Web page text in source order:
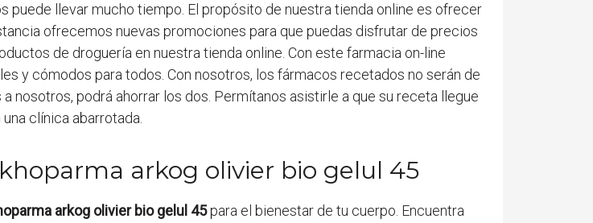
puede llevar mucho tiempo. El propósito de nuestra tienda online es ofrecer
ofrecemos nuevas promociones para que puedas disfrutar de precios
de droguería en nuestra tienda online. Con este farmacia on-line
y cómodos para todos. Con nosotros, los fármacos recetados no serán de
nosotros, podrá ahorrar los dos. Permítanos asistirle a que su receta llegue
clínica abarrotada.
arkog olivier bio gelul 45
arkog olivier bio gelul 45para el bienestar de tu cuerpo. Encuentra